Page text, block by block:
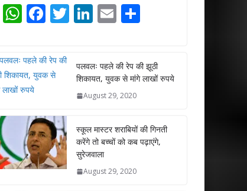
W
at
s
A
p
F
e
b
k
T
er
Li
e
dI
n
E
l e
पलवलः पहले की रेप की झूठी
शिकायत, युवक से मांगे लाखों रुपये
August 29, 2020
स्कूल मास्टर शराबियों की गिनती
करेंगे तो बच्चों को कब पढ़ाएंगे,
सुरेजवाला
August 29, 2020